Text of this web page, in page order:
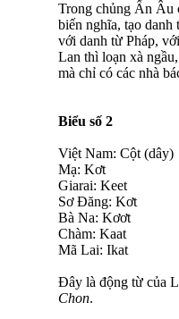
Trong chủng Ấn Âu
biến nghĩa, tạo
với danh từ Pháp,
Lan thì loạn xà
mà chỉ có các nhà
Biểu số 2
Việt Nam: Cột (dây)
Mạ: Kơt
Giarai: Keet
Sơ Đăng: Kơt
Bà Na: Kơơt
Chàm: Kaat
Mã Lai: Ikat
Đây là động từ của
Chon.